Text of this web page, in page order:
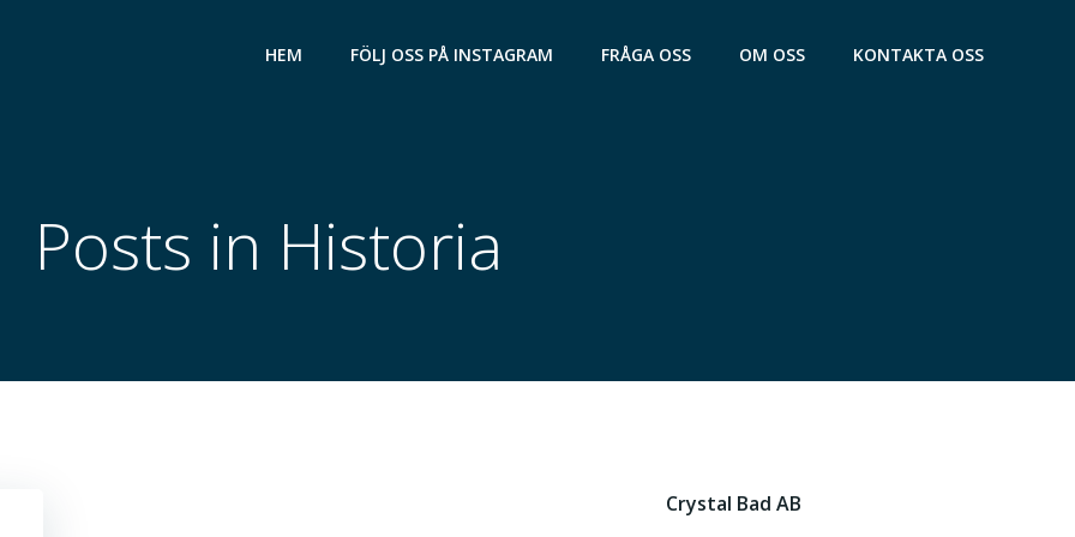
HEM FÖLJ OSS PÅ INSTAGRAM FRÅGA OSS OM OSS KONTAKTA OSS
Posts in Historia
Crystal Bad AB